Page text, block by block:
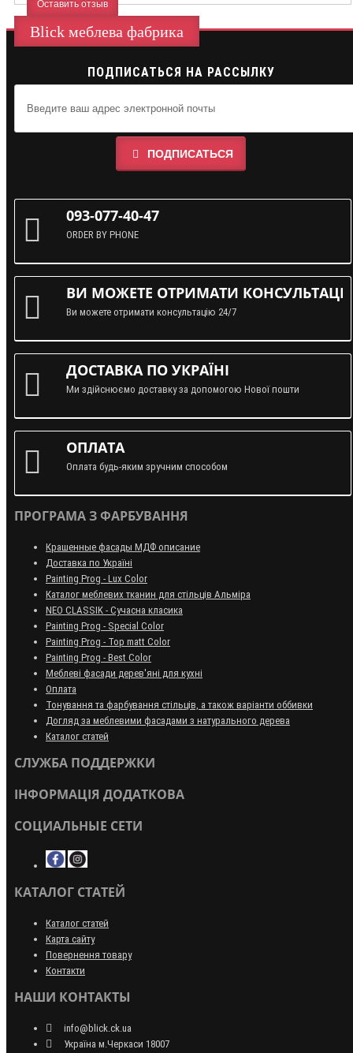
Оставить отзыв
Blick меблева фабрика
ПОДПИСАТЬСЯ НА РАССЫЛКУ
ПОДПИСАТЬСЯ
093-077-40-47
ORDER BY PHONE
ВИ МОЖЕТЕ ОТРИМАТИ
Ви можете отримати консультацію 24/7
ДОСТАВКА ПО УКРАЇНІ
Ми здійснюємо доставку за допомогою Нової пошти
ОПЛАТА
Оплата будь-яким зручним способом
ПРОГРАМА З ФАРБУВАННЯ
Крашенные фасады МДФ описание
Доставка по Україні
Painting Prog - Lux Color
Каталог меблевих тканин для стільців Альміра
NEO CLASSIK - Сучасна класика
Painting Prog - Special Color
Painting Prog - Top matt Color
Painting Prog - Best Color
Меблеві фасади дерев'яні для кухні
Оплата
Тонування та фарбування стільців, а також варіанти оббивки
Догляд за меблевими фасадами з натурального дерева
Каталог статей
СЛУЖБА ПОДДЕРЖКИ
ІНФОРМАЦІЯ ДОДАТКОВА
СОЦИАЛЬНЫЕ СЕТИ
КАТАЛОГ СТАТЕЙ
Каталог статей
Карта сайту
Повернення товару
Контакти
НАШИ КОНТАКТЫ
info@blick.ck.ua
Україна м.Черкаси 18007